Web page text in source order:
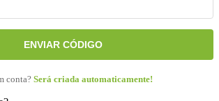
ENVIAR CÓDIGO
conta? Será criada automaticamente!